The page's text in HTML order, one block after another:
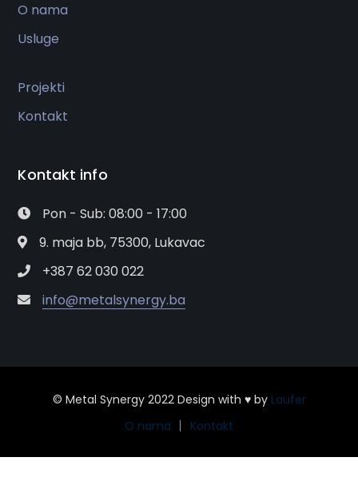
O nama
Usluge
Projekti
Kontakt
Kontakt info
Pon - Sub: 08:00 - 17:00
9. maja bb, 75300, Lukavac
+387 62 030 022
info@metalsynergy.ba
© Metal Synergy 2022 Design with ♥ by Laufer
O nama
Kontakt